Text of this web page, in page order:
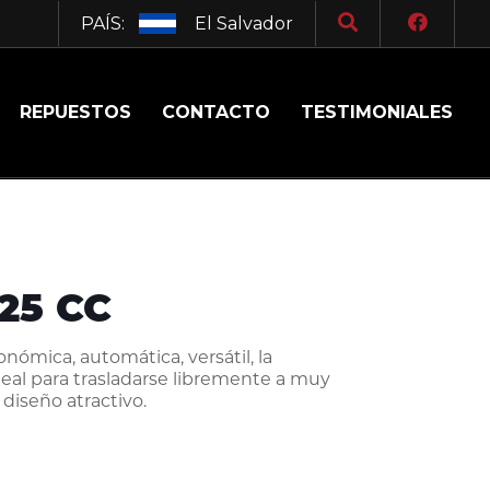
PAÍS: El Salvador
REPUESTOS CONTACTO TESTIMONIALES
CC
automática, versátil, la
para trasladarse libremente a muy
atractivo.